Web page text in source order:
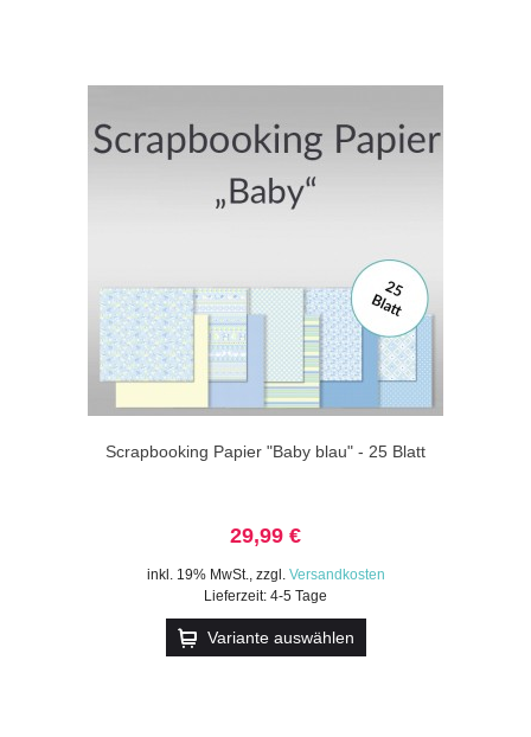
Scrapbooking Papier "Baby blau" - 25 Blatt
29,99 €
inkl. 19% MwSt., zzgl. Versandkosten
Lieferzeit: 4-5 Tage
Variante auswählen